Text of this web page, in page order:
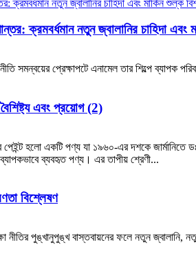
ক্রমবর্ধমান নতুন জ্বালানির চাহিদা এবং
সমন্বয়ের প্রেক্ষাপটে এনামেল তার শিল্পে ব্যাপক
এবং প্রয়োগ (2)
পেইন্ট হলো একটি পণ্য যা ১৯৬০-এর দশকে
ব্যবহৃত পণ্য। এর তাপীয় শ্রেণী...
বিশ্লেষণ
নীতির পুঙ্খানুপুঙ্খ বাস্তবায়নের ফলে নতুন জ্বালানি,